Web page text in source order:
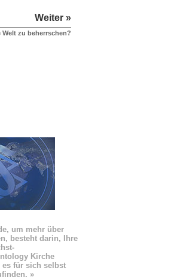
Weiter »
zu beherrschen?
um mehr über
besteht darin, Ihre
-
Kirche
es für sich selbst
»